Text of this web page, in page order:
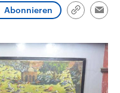
Abonnieren
Link